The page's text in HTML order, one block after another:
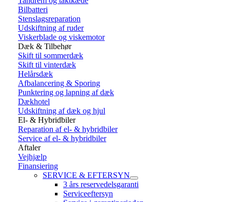
Bilbatteri
Stenslagsreparation
Udskiftning af ruder
Viskerblade og viskemotor
Dæk & Tilbehør
Skift til sommerdæk
Skift til vinterdæk
Helårsdæk
Afbalancering & Sporing
Punktering og lapning af dæk
Dækhotel
Udskiftning af dæk og hjul
El- & Hybridbiler
Reparation af el- & hybridbiler
Service af el- & hybridbiler
Aftaler
Vejhjælp
Finansiering
SERVICE & EFTERSYN
3 års reservedelsgaranti
Serviceeftersyn